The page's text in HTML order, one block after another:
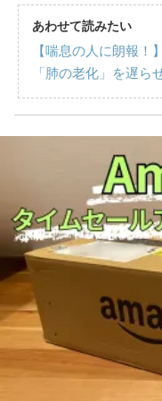
あわせて読みたい
【喘息の人に朗報！
「肺の老化」を遅ら